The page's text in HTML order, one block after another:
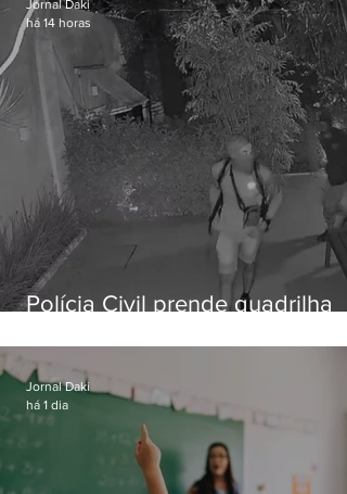
Polícia Civil prende quadrilha
residências de luxo no Rio
Jornal Daki
há 14 horas
Jornal Daki
há 1 dia